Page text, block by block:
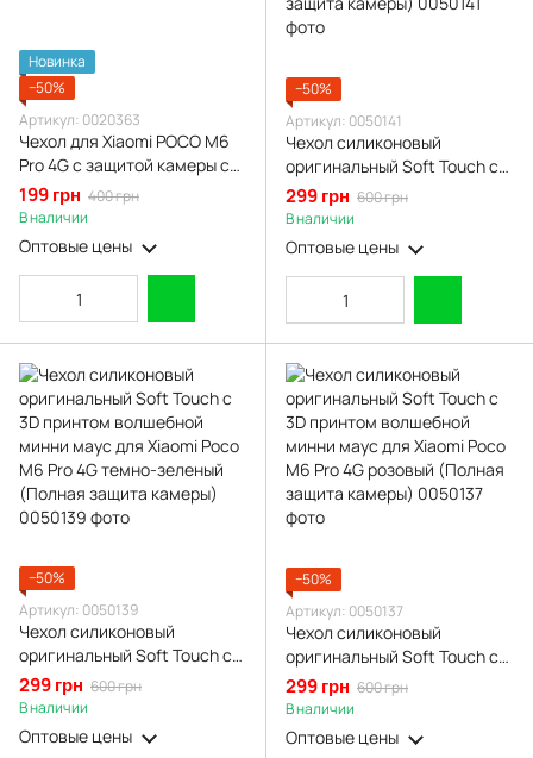
Новинка
−50%
Артикул: 0020363
Чехол для Xiaomi POCO M6
Pro 4G с защитой камеры с
золотой окантовкой на поко
м6 про черный gs1
199 грн 400 грн
В наличии
Оптовые цены
−50%
Артикул: 0050141
Чехол силиконовый
оригинальный Soft Touch с
3D принтом волшебной
минни маус для Xiaomi Poco
M6 Pro 4G черный (Полная
защита камеры)
299 грн 600 грн
В наличии
Оптовые цены
−50%
Артикул: 0050139
Чехол силиконовый
оригинальный Soft Touch с
3D принтом волшебной
минни маус для Xiaomi Poco
M6 Pro 4G темно-зеленый
(Полная защита камеры)
299 грн 600 грн
В наличии
Оптовые цены
−50%
Артикул: 0050137
Чехол силиконовый
оригинальный Soft Touch с
3D принтом волшебной
минни маус для Xiaomi Poco
M6 Pro 4G розовый (Полная
защита камеры)
299 грн 600 грн
В наличии
Оптовые цены